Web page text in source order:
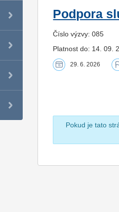
Podpora
Číslo výzvy: 085
Platnost do: 14. 09.
29. 6. 2026
Pokud je tato